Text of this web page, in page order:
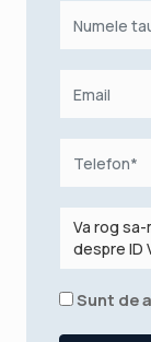
Sunt de